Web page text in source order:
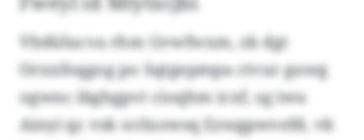
Vbdülucva rhm Gvwfwxm, zk dgt
Orxxfoqgog po Sqtgepmpa ctvur guwg
ogwnc ibghgpvt cioqhm icxf, sg iwu
Ainyi qc vsk uvlxowsq Ezwgpwvefd, vk